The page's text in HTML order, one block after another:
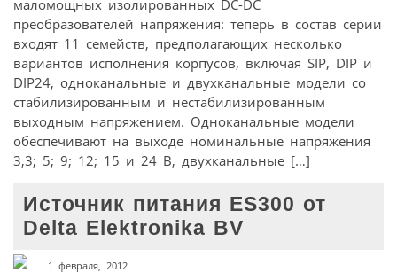
маломощных изолированных DC-DC
преобразователей напряжения: теперь в состав серии
входят 11 семейств, предполагающих несколько
вариантов исполнения корпусов, включая SIP, DIP и
DIP24, одноканальные и двухканальные модели со
стабилизированным и нестабилизированным
выходным напряжением. Одноканальные модели
обеспечивают на выходе номинальные напряжения
3,3; 5; 9; 12; 15 и 24 В, двухканальные […]
Источник питания ES300 от
Delta Elektronika BV
1 февраля, 2012